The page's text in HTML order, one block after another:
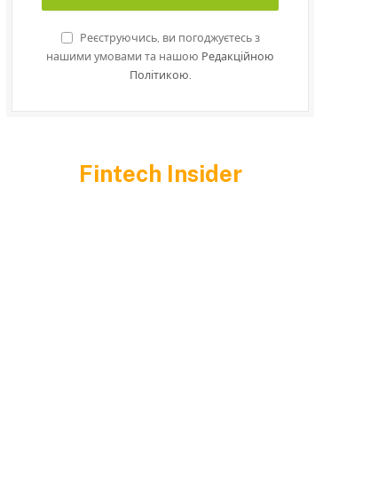
Реєструючись, ви погоджуєтесь з
нашими умовами та нашою Редакційною
Політикою.
Fintech Insider